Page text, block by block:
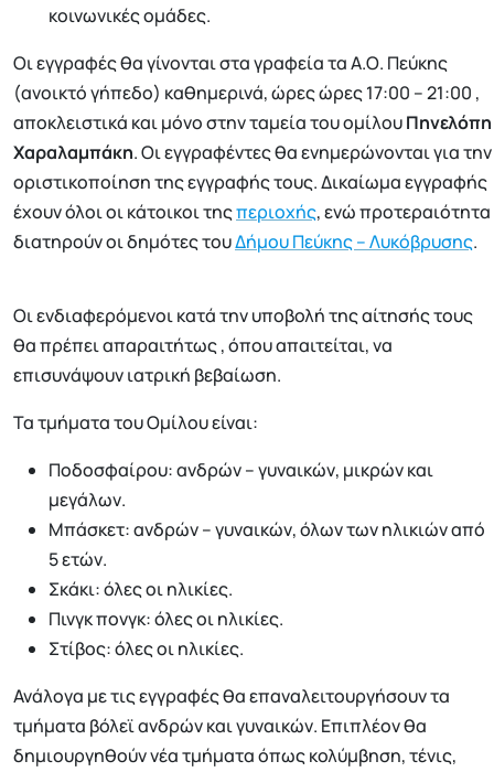
κοινωνικές ομάδες.
Οι εγγραφές θα γίνονται στα γραφεία τα Α.Ο. Πεύκης
(ανοικτό γήπεδο) καθημερινά, ώρες ώρες 17:00 – 21:00 ,
αποκλειστικά και μόνο στην ταμεία του ομίλουΠηνελόπη
Χαραλαμπάκη. Οι εγγραφέντες θα ενημερώνονται για την
οριστικοποίηση της εγγραφής τους. Δικαίωμα εγγραφής
έχουν όλοι οι κάτοικοι τηςπεριοχής, ενώ προτεραιότητα
διατηρούν οι δημότες τουΔήμου Πεύκης – Λυκόβρυσης.
Οι ενδιαφερόμενοι κατά την υποβολή της αίτησής τους
θα πρέπει απαραιτήτως , όπου απαιτείται, να
επισυνάψουν ιατρική βεβαίωση.
Τα τμήματα του Ομίλου είναι:
Ποδοσφαίρου: ανδρών – γυναικών, μικρών και
μεγάλων.
Μπάσκετ: ανδρών – γυναικών, όλων των ηλικιών από
5 ετών.
Σκάκι: όλες οι ηλικίες.
Πινγκ πονγκ: όλες οι ηλικίες.
Στίβος: όλες οι ηλικίες.
Ανάλογα με τις εγγραφές θα επαναλειτουργήσουν τα
τμήματα βόλεϊ ανδρών και γυναικών. Επιπλέον θα
δημιουργηθούν νέα τμήματα όπως κολύμβηση, τένις,